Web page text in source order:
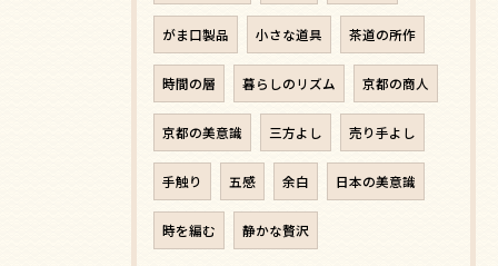
がま口製品 小さな道具 茶道の所作
時間の層 暮らしのリズム 京都の商人
京都の美意識 三方よし 売り手よし
手触り 五感 余白 日本の美意識
時を編む 静かな贅沢